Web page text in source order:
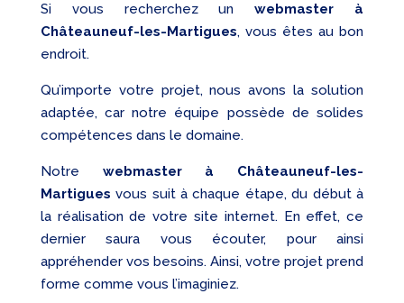
Si vous recherchez unwebmaster
à
Châteauneuf-les-Martigues, vous êtes au bon
endroit.
Qu’importe votre projet, nous avons la solution
adaptée, car notre équipe possède de solides
compétences dans le domaine.
Notre webmaster à Châteauneuf-les-
Martigues vous suit à chaque étape, du début à
la réalisation de votre site internet. En effet, ce
dernier saura vous écouter, pour ainsi
appréhender vos besoins. Ainsi, votre projet prend
forme comme vous l’imaginiez.